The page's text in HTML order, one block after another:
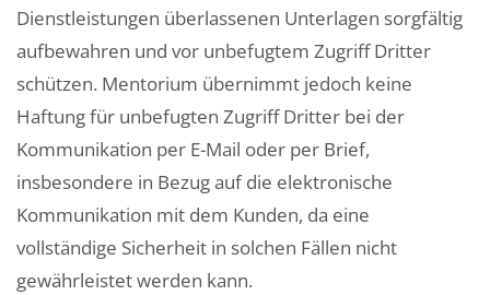
Dienstleistungen überlassenen Unterlagen sorgfältig
aufbewahren und vor unbefugtem Zugriff Dritter
schützen. Mentorium übernimmt jedoch keine
Haftung für unbefugten Zugriff Dritter bei der
Kommunikation per E-Mail oder per Brief,
insbesondere in Bezug auf die elektronische
Kommunikation mit dem Kunden, da eine
vollständige Sicherheit in solchen Fällen nicht
gewährleistet werden kann.